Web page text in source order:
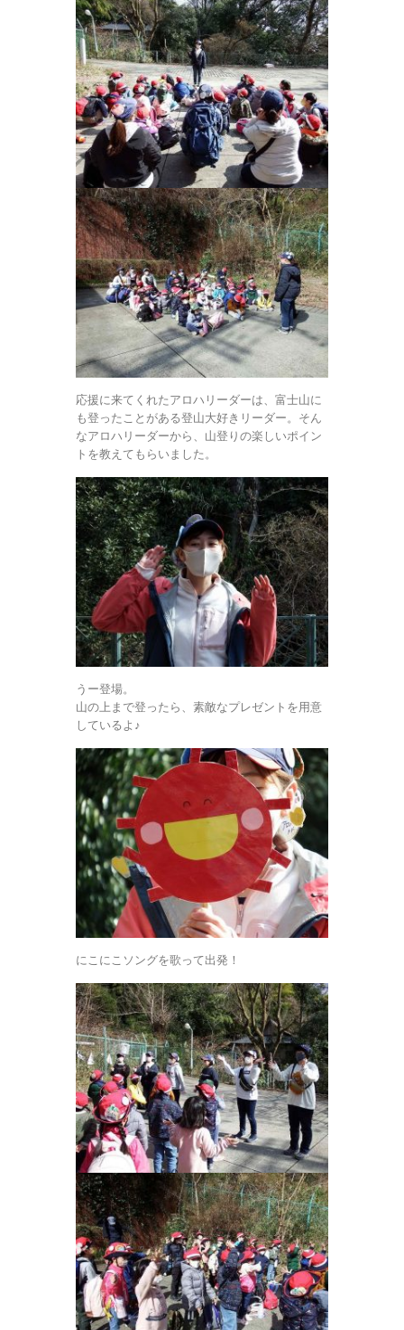
応援に来てくれたアロハリーダーは、富士山に
も登ったことがある登山大好きリーダー。そん
なアロハリーダーから、山登りの楽しいポイン
トを教えてもらいました。
うー登場。
山の上まで登ったら、素敵なプレゼントを用意
しているよ♪
にこにこソングを歌って出発！